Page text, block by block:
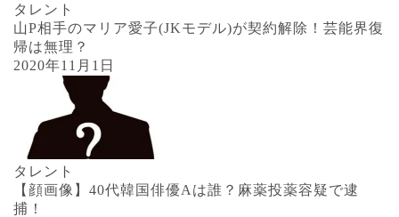
タレント
山P相手のマリア愛子(JKモデル)が契約解除！芸能界復
帰は無理？
2020年11月1日
タレント
【顔画像】40代韓国俳優Aは誰？麻薬投薬容疑で逮
捕！